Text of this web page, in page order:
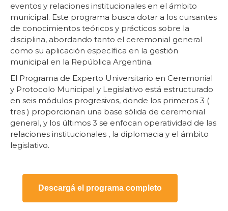
eventos y relaciones institucionales en el ámbito
municipal. Este programa busca dotar a los cursantes
de conocimientos teóricos y prácticos sobre la
disciplina, abordando tanto el ceremonial general
como su aplicación específica en la gestión
municipal en la República Argentina.
El Programa de Experto Universitario en Ceremonial
y Protocolo Municipal y Legislativo está estructurado
en seis módulos progresivos, donde los primeros 3 (
tres ) proporcionan una base sólida de ceremonial
general, y los últimos 3 se enfocan operatividad de las
relaciones institucionales , la diplomacia y el ámbito
legislativo.
Descargá el programa completo